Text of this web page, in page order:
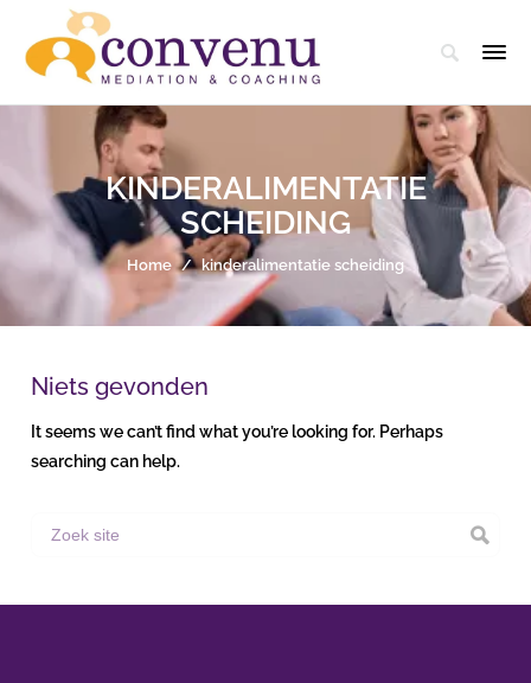
KINDERALIMENTATIE
SCHEIDING
Home / kinderalimentatie scheiding
Niets gevonden
It seems we can’t find what you’re looking for. Perhaps
searching can help.